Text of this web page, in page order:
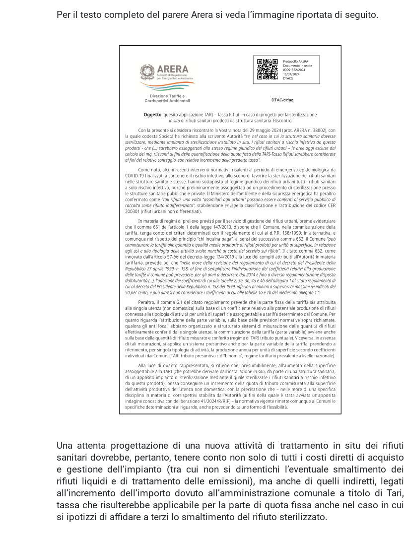
Per il testo completo del parere Arera si veda l’immagine riportata di seguito.
Una attenta progettazione di una nuova attività di trattamento in situ dei rifiuti
sanitari dovrebbe, pertanto, tenere conto non solo di tutti i costi diretti di acquisto
e gestione dell’impianto (tra cui non si dimentichi l’eventuale smaltimento dei
rifiuti liquidi e di trattamento delle emissioni), ma anche di quelli indiretti, legati
all’incremento dell’importo dovuto all’amministrazione comunale a titolo di Tari,
tassa che risulterebbe applicabile per la parte di quota fissa anche nel caso in cui
si ipotizzi di affidare a terzi lo smaltimento del rifiuto sterilizzato.